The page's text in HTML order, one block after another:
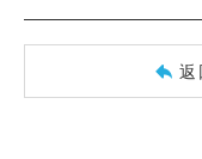
返